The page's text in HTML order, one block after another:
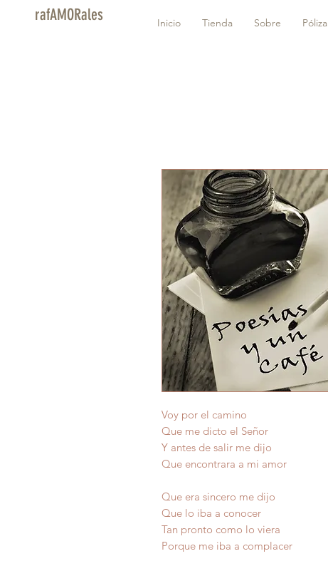
rafAMORales Inicio Tienda Sobre Póliza
Voy por el camino
Que me dicto el Señor
Y antes de salir me dijo
Que encontrara a mi amor
Que era sincero me dijo
Que lo iba a conocer
Tan pronto como lo viera
Porque me iba a complacer